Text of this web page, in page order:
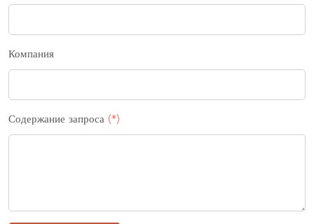
Компания
Содержание запроса (*)